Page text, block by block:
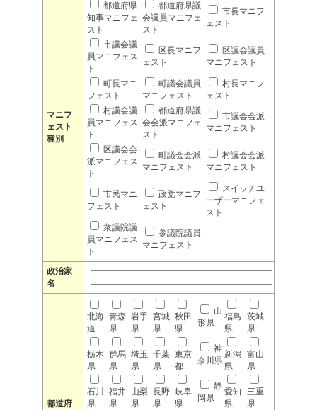
マニフ
ェスト
種別
都道府県
知事マニフェ
スト
都道府県議
会議員マニフェ
スト
市長マニフ
ェスト
市議会議
員マニフェス
ト
区長マニフ
ェスト
区議会議員
マニフェスト
町長マニ
フェスト
町議会議員
マニフェスト
村長マニフ
ェスト
村議会議
員マニフェス
ト
都道府県議
会会派マニフェ
スト
市議会会派
マニフェスト
区議会会
派マニフェス
ト
町議会会派
マニフェスト
村議会会派
マニフェスト
市民マニ
フェスト
政党マニフ
ェスト
スイッチユ
ーザーマニフェ
スト
衆議院議
員マニフェス
ト
参議院議員
マニフェスト
政治家
名
都道府
北海
道
青森
県
岩手
県
宮城
県
秋田
県
山
形県
福島
県
茨城
県
栃木
県
群馬
県
埼玉
県
千葉
県
東京
都
神
奈川県
新潟
県
富山
県
石川
県
福井
県
山梨
県
長野
県
岐阜
県
静
岡県
愛知
県
三重
県